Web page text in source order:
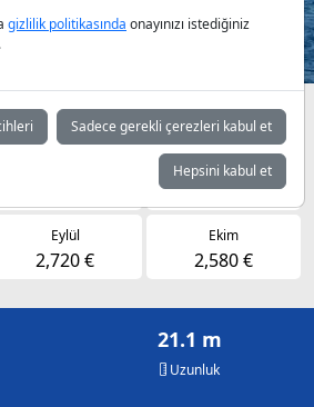
göre günlük fiyatlar
Temmuz
3,150 €
Eylül
2,720 €
Ekim
2,580 €
21.1 m
Uzunluk
gizlilik politikasında onayınızı istediğiniz
Sadece gerekli çerezleri kabul et
Hepsini kabul et